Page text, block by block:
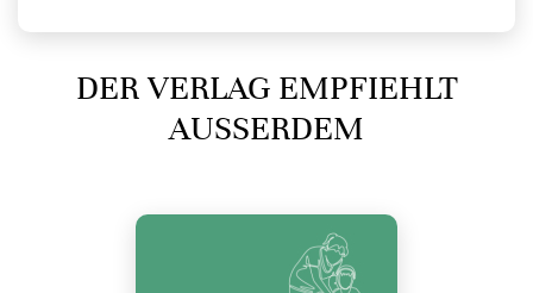
DER VERLAG EMPFIEHLT
AUSSERDEM